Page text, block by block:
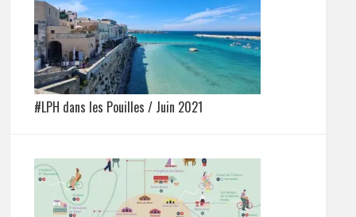
#LPH dans les Pouilles / Juin 2021